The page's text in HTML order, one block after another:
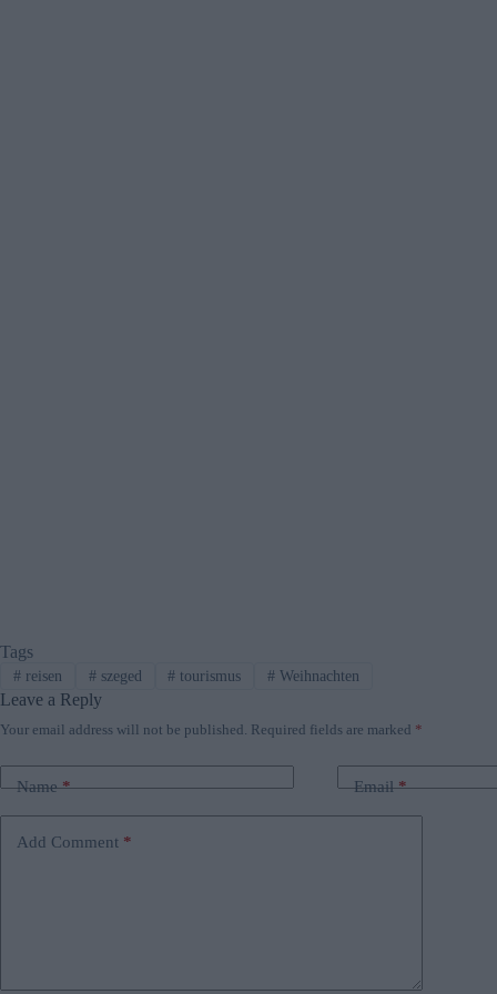
Tags
#reisen #szeged # tourismus # Weihnachten
Leave a Reply
Your email address will not be published. Required fields are marked *
Name* Email*
Add Comment *